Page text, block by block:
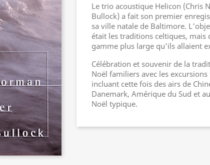
Le trio acoustique Helicon (Chris
Bullock) a fait son premier
sa ville natale de Baltimore.
était les traditions celtiques, mais
gamme plus large qu'ils allaient
Célébration et souvenir de la
Noël familiers avec les
incluant cette fois des airs de
Danemark, Amérique du Sud et
Noël typique.